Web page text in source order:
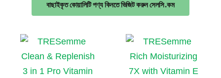
বাছাইকৃত কোয়ালিটি পণ্য কিনতে ভিজিট করুন সেলসি.কম